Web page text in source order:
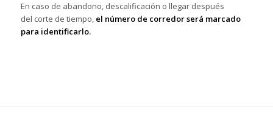
En caso de abandono, descalificación o llegar después
del corte de tiempo, el número de corredor será marcado
para identificarlo.